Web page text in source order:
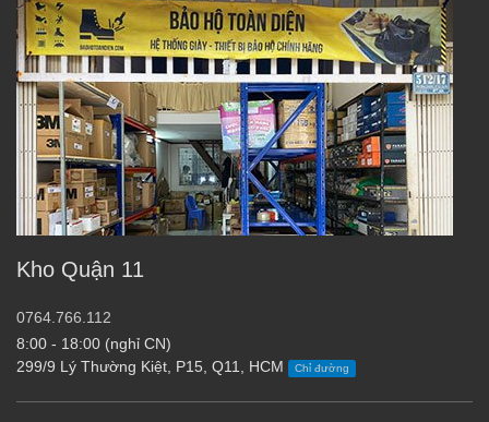
Kho Quận 11
0764.766.112
8:00 - 18:00 (nghỉ CN)
299/9 Lý Thường Kiệt, P15, Q11, HCM
Chỉ đường